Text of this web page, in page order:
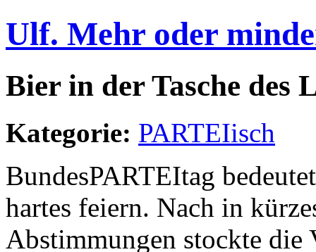
Ulf. Mehr oder
Bier in der Tasche des
Kategorie: PARTEIisch
BundesPARTEItag
hartes feiern. Nach in
Abstimmungen stockte die